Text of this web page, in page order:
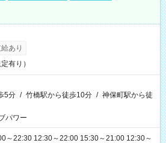
あり
有り）
5分 / 竹橋駅から徒歩10分 / 神保町駅から徒
パワー
～22:30 12:30～22:00 15:30～21:00 12:30～